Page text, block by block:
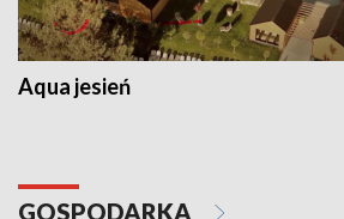
Aqua jesień
GOSPODARKA